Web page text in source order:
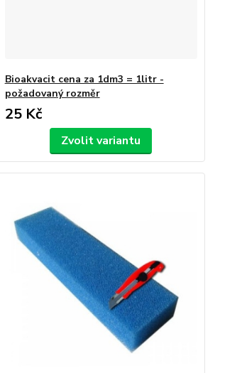
Bioakvacit cena za 1dm3 = 1litr -
požadovaný rozměr
25 Kč
Zvolit variantu